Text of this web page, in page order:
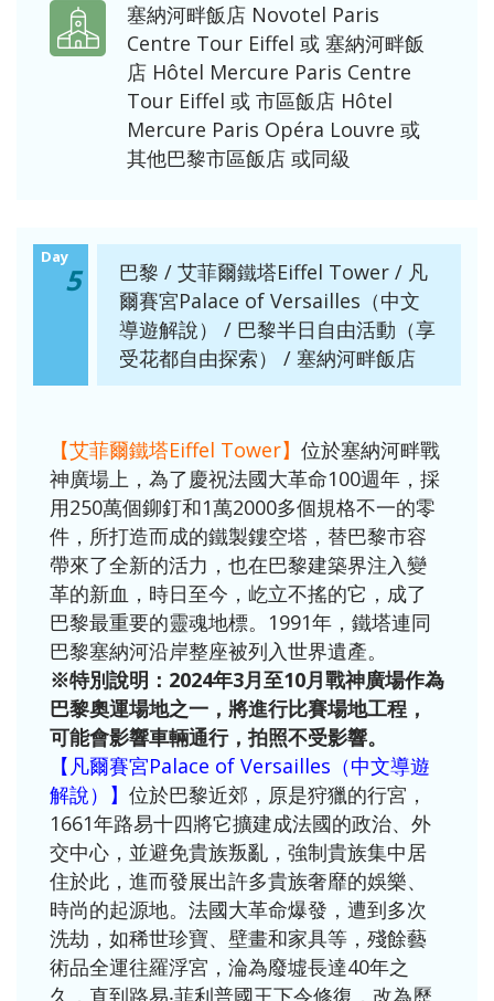
塞納河畔飯店 Novotel Paris
Centre Tour Eiffel 或 塞納河畔飯
店 Hôtel Mercure Paris Centre
Tour Eiffel 或 市區飯店 Hôtel
Mercure Paris Opéra Louvre 或
其他巴黎市區飯店 或同級
Day
5
巴黎 / 艾菲爾鐵塔Eiffel Tower / 凡
爾賽宮Palace of Versailles（中文
導遊解說） / 巴黎半日自由活動（享
受花都自由探索） / 塞納河畔飯店
【艾菲爾鐵塔Eiffel Tower】 位於塞納河畔戰
神廣場上，為了慶祝法國大革命100週年，採
用250萬個鉚釘和1萬2000多個規格不一的零
件，所打造而成的鐵製鏤空塔，替巴黎市容
帶來了全新的活力，也在巴黎建築界注入變
革的新血，時日至今，屹立不搖的它，成了
巴黎最重要的靈魂地標。1991年，鐵塔連同
巴黎塞納河沿岸整座被列入世界遺產。
※特別說明：2024年3月至10月戰神廣場作為
巴黎奧運場地之一，將進行比賽場地工程，
可能會影響車輛通行，拍照不受影響。
【凡爾賽宮Palace of Versailles（中文導遊
解說）】 位於巴黎近郊，原是狩獵的行宮，
1661年路易十四將它擴建成法國的政治、外
交中心，並避免貴族叛亂，強制貴族集中居
住於此，進而發展出許多貴族奢靡的娛樂、
時尚的起源地。法國大革命爆發，遭到多次
洗劫，如稀世珍寶、壁畫和家具等，殘餘藝
術品全運往羅浮宮，淪為廢墟長達40年之